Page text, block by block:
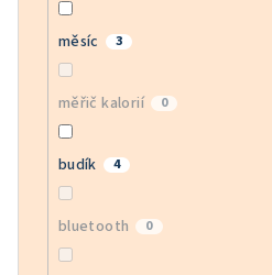
měsíc 3
měřič kalorií 0
budík 4
bluetooth 0